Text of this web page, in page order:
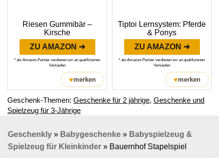
Riesen Gummibär –
Kirsche
ZU AMAZON ➜
* als Amazon-Partner verdienen wir an qualifizierten
Verkäufen
♥merken
Tiptoi Lernsystem: Pferde
& Ponys
ZU AMAZON ➜
* als Amazon-Partner verdienen wir an qualifizierten
Verkäufen
♥merken
Geschenk-Themen: Geschenke für 2 jährige, Geschenke und
Spielzeug für 3-Jährige
Geschenkly » Babygeschenke » Babyspielzeug &
Spielzeug für Kleinkinder » Bauernhof Stapelspiel